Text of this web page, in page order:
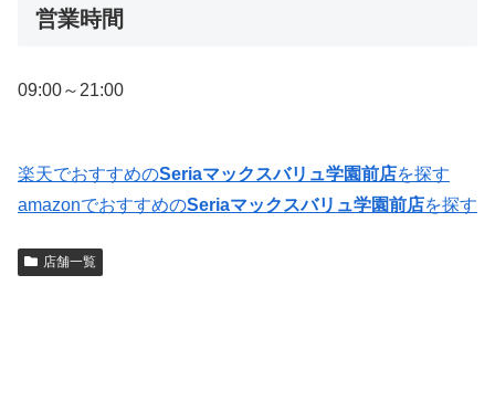
営業時間
09:00～21:00
楽天でおすすめのSeriaマックスバリュ学園前店を探す
amazonでおすすめのSeriaマックスバリュ学園前店を探す
店舗一覧